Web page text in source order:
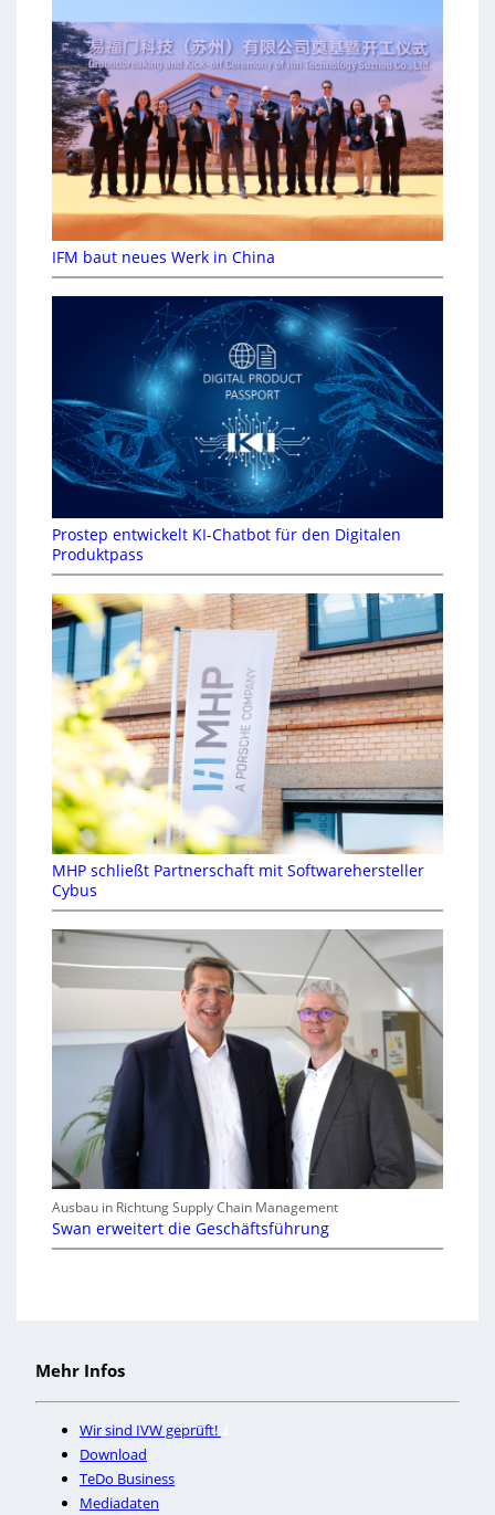
IFM baut neues Werk in China
Prostep entwickelt KI-Chatbot für den Digitalen
Produktpass
MHP schließt Partnerschaft mit Softwarehersteller
Cybus
Ausbau in Richtung Supply Chain Management
Swan erweitert die Geschäftsführung
Mehr Infos
Wir sind IVW geprüft!
Download
TeDo Business
Mediadaten